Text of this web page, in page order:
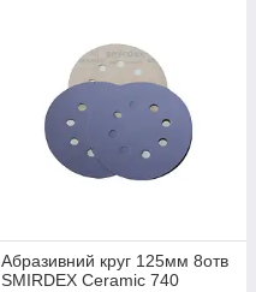
Абразивний круг 125мм 8отв
SMIRDEX Ceramic 740